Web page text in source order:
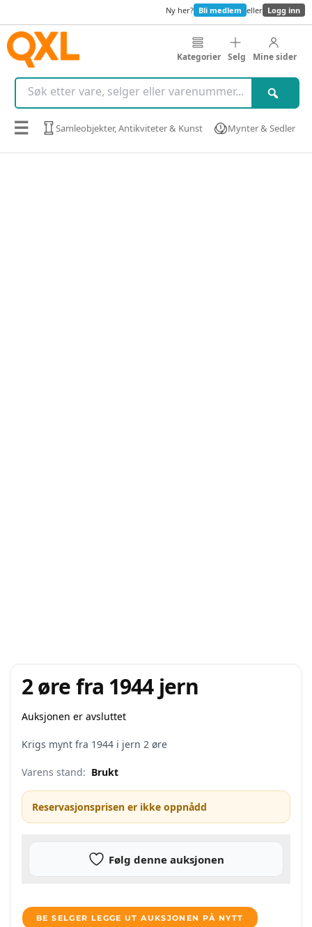
Ny her? Bli medlem eller Logg inn
Kategorier Selg Mine sider
☰ Samleobjekter, Antikviteter & Kunst Mynter & Sedler
2 øre fra 1944 jern
Auksjonen er avsluttet
Krigs mynt fra 1944 i jern 2 øre
Varens stand: Brukt
Reservasjonsprisen er ikke oppnådd
Følg denne auksjonen
BE SELGER LEGGE UT AUKSJONEN PÅ NYTT